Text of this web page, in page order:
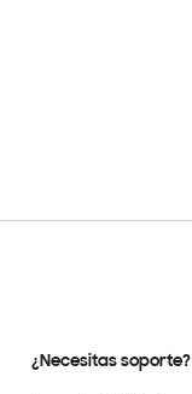
¿Necesitas soporte?